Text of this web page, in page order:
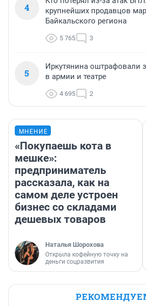
4
крупнейших продавцов
Байкальского региона
5 765 3
5
Иркутянина оштрафовали
в армии и театре
4 695 2
МНЕНИЕ
«Покупаешь кота в
мешке»:
предприниматель
рассказала, как на
самом деле устроен
бизнес со складами
дешевых товаров
Наталья Шорохова
Открыла кофейную точку на
деньги соцразвития